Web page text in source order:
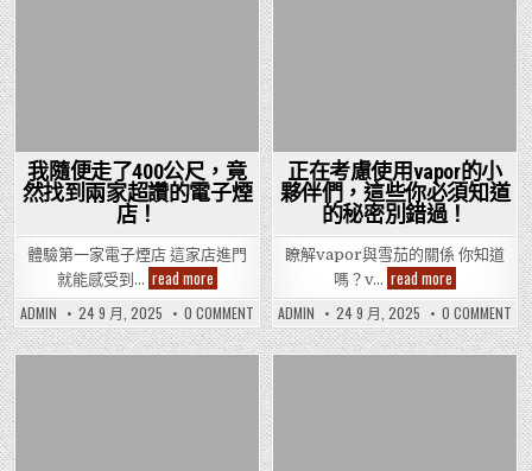
迎
嗎？
你
知
道
哪
家
電
子
煙
店
最
受
歡
迎
嗎？
連！
子
這
些
便
利
店
讓
你
驚
喜
連
連
我隨便走了400公尺，竟
然找到兩家超讚的電子煙
店！
體驗第一家電子煙店 這家店進門
就能感受到… read more我
隨
便
走
了
400
ADMIN 24 9 月, 2025 0 COMMENTON
我
隨
便
走
了
400
公
尺，
竟
然
正在考慮使用vapor的小
夥伴們，這些你必須知道
的秘密別錯過！
瞭解vapor與雪茄的關係 你知道
嗎？v… read more正
在
考
慮
使
用
ADMIN 24 9 月, 2025 0 COMMENTON
正
在
考
慮
使
用
的
小
夥